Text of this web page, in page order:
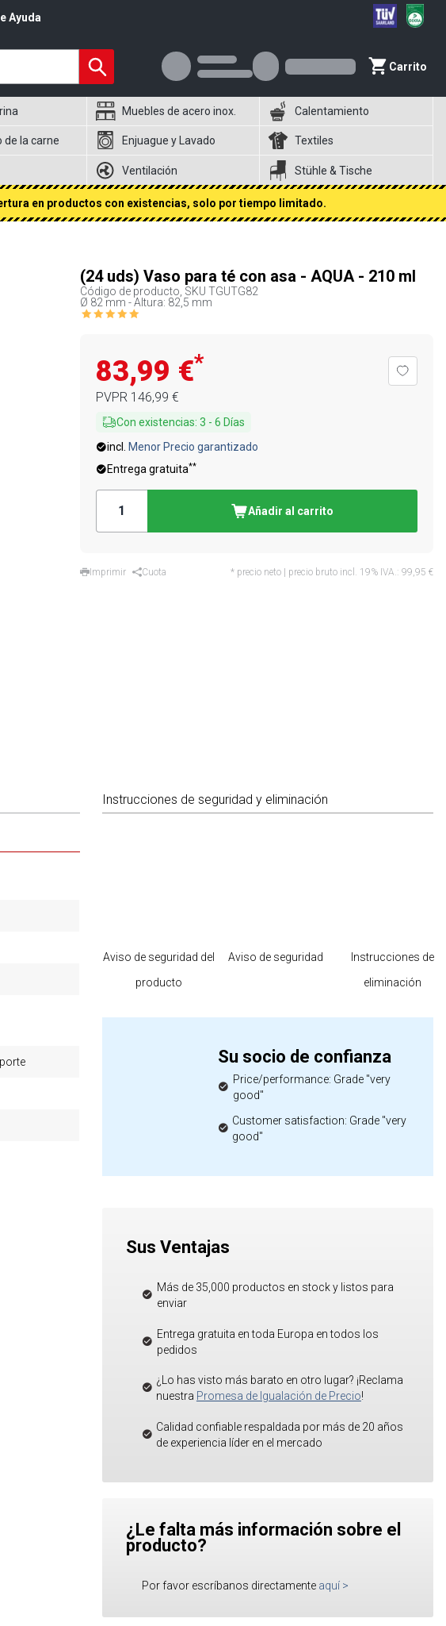
Ayuda
Carrito
Muebles de acero inox. Calentamiento
de la carne Enjuague y Lavado Textiles
Ventilación Stühle & Tische
en productos con existencias, solo por tiempo limitado.
(24 uds) Vaso para té con asa - AQUA - 210 ml
Código de producto, SKU TGUTG82
Ø 82 mm - Altura: 82,5 mm
83,99 €*
PVPR 146,99 €
Con existencias: 3 - 6 Días
incl.
Menor Precio garantizado
Entrega gratuita**
Añadir al carrito
Imprimir Cuota * precio neto | precio bruto incl. 19% IVA.: 99,95 €
Instrucciones de seguridad y eliminación
Aviso de seguridad del
producto
Aviso de seguridad
Instrucciones de
eliminación
Su socio de confianza
Price/performance: Grade "very
good"
Customer satisfaction: Grade "very
good"
Sus Ventajas
Más de 35,000 productos en stock y listos para
enviar
Entrega gratuita en toda Europa en todos los
pedidos
¿Lo has visto más barato en otro lugar? ¡Reclama
nuestra Promesa de Igualación de Precio!
Calidad confiable respaldada por más de 20 años
de experiencia líder en el mercado
¿Le falta más información sobre el
producto?
Por favor escríbanos directamente aquí >